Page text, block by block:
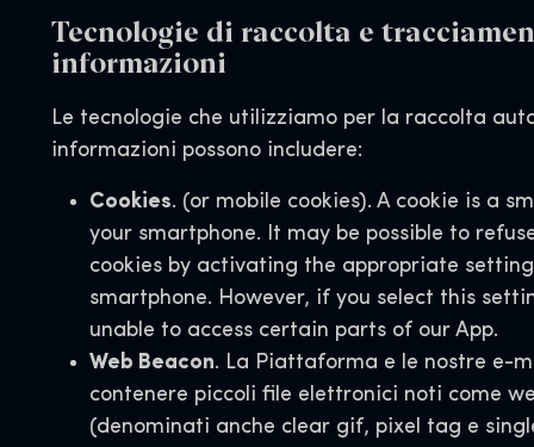
Tecnologie di raccolta e
informazioni
Le tecnologie che utilizziamo per la raccolta
informazioni possono includere:
Cookies. (or mobile cookies). A cookie is a
your smartphone. It may be possible to
cookies by activating the appropriate
smartphone. However, if you select this
unable to access certain parts of our App.
Web Beacon. La Piattaforma e le nostre e-
contenere piccoli file elettronici noti come
(denominati anche clear gif, pixel tag e